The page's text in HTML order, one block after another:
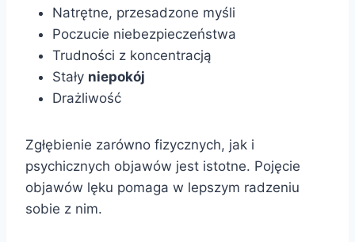
Natrętne, przesadzone myśli
Poczucie niebezpieczeństwa
Trudności z koncentracją
Stały niepokój
Drażliwość
Zgłębienie zarówno fizycznych, jak i
psychicznych objawów jest istotne. Pojęcie
objawów lęku pomaga w lepszym radzeniu
sobie z nim.